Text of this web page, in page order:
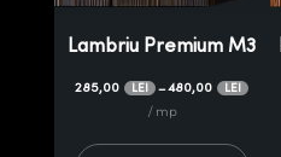
Lambriu Premium M3
285,00 LEI –480,00 LEI
/ mp